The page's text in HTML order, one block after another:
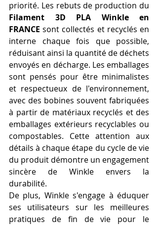
Filament 3D PLA Winkle en
FRANCE sont collectés et recyclés en
interne chaque fois que possible,
réduisant ainsi la quantité de déchets
envoyés en décharge. Les emballages
sont pensés pour être minimalistes
et respectueux de l'environnement,
avec des bobines souvent fabriquées
à partir de matériaux recyclés et des
emballages extérieurs recyclables ou
compostables. Cette attention aux
détails à chaque étape du cycle de vie
du produit démontre un engagement
sincère de Winkle envers la
durabilité.
De plus, Winkle s'engage à éduquer
ses utilisateurs sur les meilleures